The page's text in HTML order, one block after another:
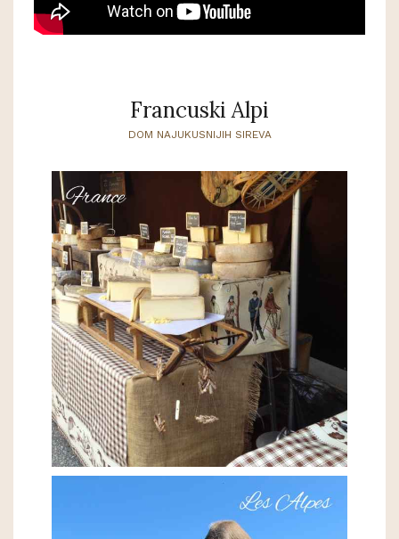
Francuski Alpi
DOM NAJUKUSNIJIH SIREVA